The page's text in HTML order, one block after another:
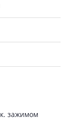
зажимом